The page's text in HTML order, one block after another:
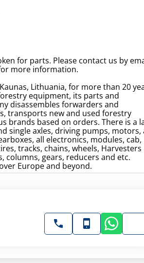
for parts. Please contact us by
more information.
Lithuania, for more than 20
equipment, its parts and
disassembles forwarders and
transports new and used forestry
brands based on orders. There is a
single axles, driving pumps, motors,
all electronics, modules, cab,
tracks, chains, wheels, Harvesters
columns, gears, reducers and etc.
Europe and beyond.